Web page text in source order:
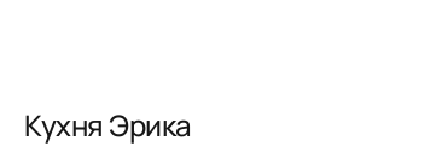
Кухня Эрика